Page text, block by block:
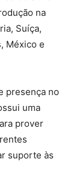
na
Suíça,
México e
presença no
uma
prover
suporte às